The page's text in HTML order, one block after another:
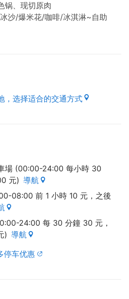
锅、现切原肉
沙/爆米花/咖啡/冰淇淋~自助
，选择适合的交通方式
場 (00:00-24:00 每小時 30
元) 導航
08:00 前 1 小時 10 元，之後
24:00 每 30 分鐘 30 元，
) 導航
停车优惠